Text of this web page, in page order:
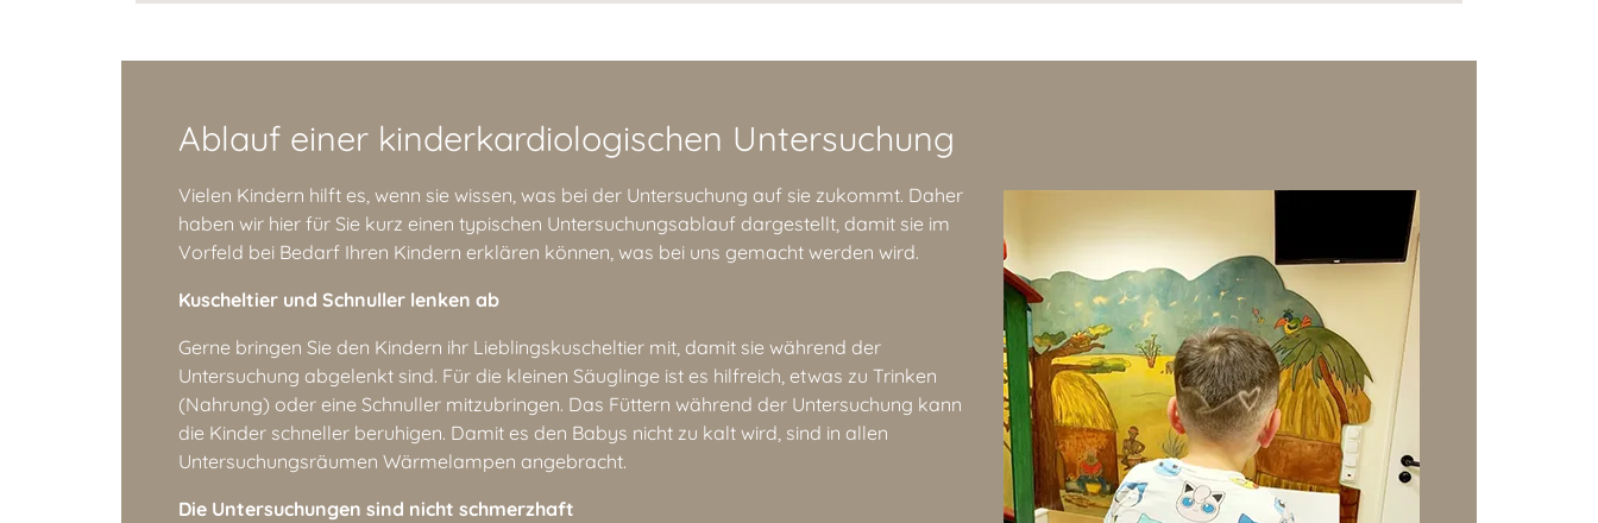
Ablauf einer kinderkardiologischen Untersuchung
Vielen Kindern hilft es, wenn sie wissen, was bei der Untersuchung auf sie zukommt. Daher
haben wir hier für Sie kurz einen typischen Untersuchungsablauf dargestellt, damit sie im
Vorfeld bei Bedarf Ihren Kindern erklären können, was bei uns gemacht werden wird.
Kuscheltier und Schnuller lenken ab
Gerne bringen Sie den Kindern ihr Lieblingskuscheltier mit, damit sie während der
Untersuchung abgelenkt sind. Für die kleinen Säuglinge ist es hilfreich, etwas zu Trinken
(Nahrung) oder eine Schnuller mitzubringen. Das Füttern während der Untersuchung kann
die Kinder schneller beruhigen. Damit es den Babys nicht zu kalt wird, sind in allen
Untersuchungsräumen Wärmelampen angebracht.
Die Untersuchungen sind nicht schmerzhaft